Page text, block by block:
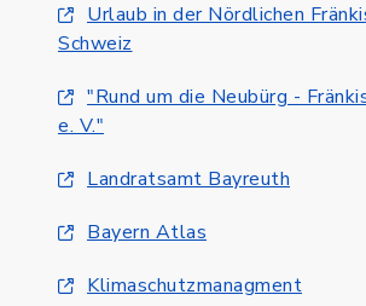
Urlaub in der Nördlichen
Schweiz
"Rund um die Neubürg -
e. V."
Landratsamt Bayreuth
Bayern Atlas
Klimaschutzmanagment